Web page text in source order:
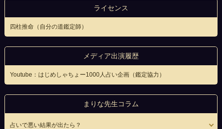
ライセンス
四柱推命（自分の道鑑定師）
メディア出演履歴
Youtube：はじめしゃちょー1000人占い企画（鑑定協力）
まりな先生コラム
占いで悪い結果が出たら？